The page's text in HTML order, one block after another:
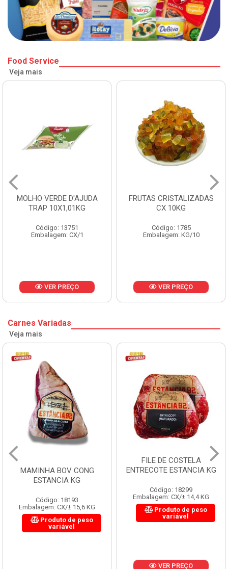
Food Service
Veja mais
MOLHO VERDE D'AJUDA
TRAP 10X1,01KG
Código: 13751
Embalagem: CX/1
VER PREÇO
FRUTAS CRISTALIZADAS
CX 10KG
Código: 1785
Embalagem: KG/10
VER PREÇO
Carnes Variadas
Veja mais
MAMINHA BOV CONG
ESTANCIA KG
Código: 18193
Embalagem: CX/± 15,6 KG
Produto de peso
variável
FILE DE COSTELA
ENTRECOTE ESTANCIA KG
Código: 18299
Embalagem: CX/± 14,4 KG
Produto de peso
variável
VER PREÇO